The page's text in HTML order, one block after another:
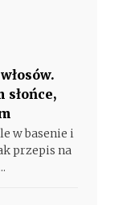
w basenie i
przepis na